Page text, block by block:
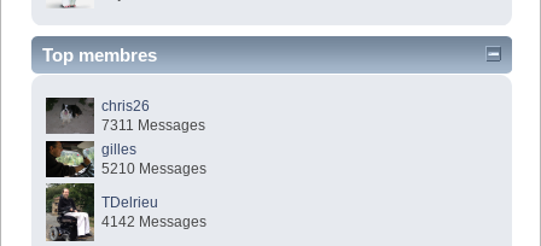
Top membres
chris26
7311 Messages
gilles
5210 Messages
TDelrieu
4142 Messages